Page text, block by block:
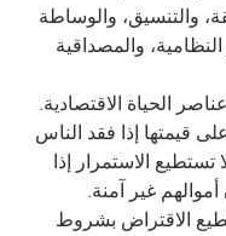
والتنسيق، والوساطة
والمصداقية
الحياة الاقتصادية.
قيمتها إذا فقد الناس
تستطيع الاستمرار إذا
غير آمنة.
الاقتراض بشروط